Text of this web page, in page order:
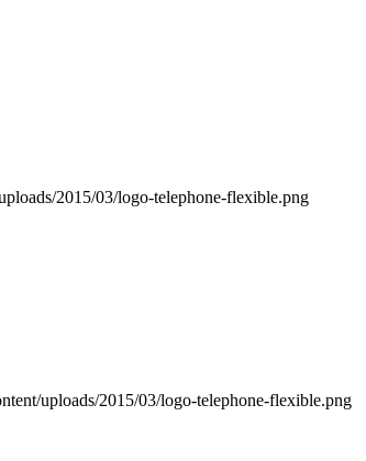
2015/03/logo-telephone-flexible.png
uploads/2015/03/logo-telephone-flexible.png